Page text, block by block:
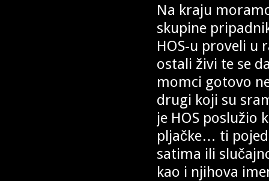
Na kraju
skupine
HOS-u proveli u
ostali živi te se
momci gotovo
drugi koji su
je HOS poslužio
pljačke… ti
satima ili
kao i njihova